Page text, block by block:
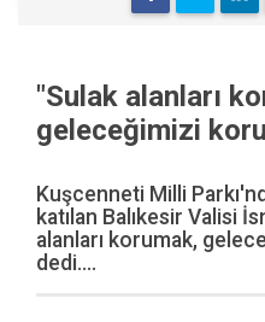
"Sulak alanları
geleceğimizi
Kuşcenneti Milli
katılan Balıkesir Valisi
alanları korumak,
dedi....